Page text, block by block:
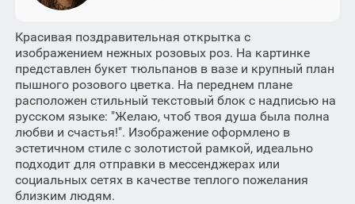
Красивая поздравительная открытка с
изображением нежных розовых роз. На картинке
представлен букет тюльпанов в вазе и крупный план
пышного розового цветка. На переднем плане
расположен стильный текстовый блок с надписью на
русском языке: "Желаю, чтоб твоя душа была полна
любви и счастья!". Изображение оформлено в
эстетичном стиле с золотистой рамкой, идеально
подходит для отправки в мессенджерах или
социальных сетях в качестве теплого пожелания
близким людям.